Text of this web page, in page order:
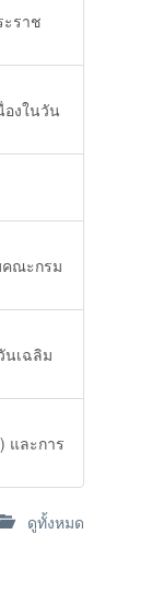
ราช
องในวัน
คณะกรม
นเฉลิม
และการ
ดูทั้งหมด